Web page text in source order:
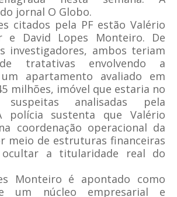
jornal O Globo.
citados pela PF estão Valério
e David Lopes Monteiro. De
investigadores, ambos teriam
tratativas envolvendo a
apartamento avaliado em
milhões, imóvel que estaria no
analisadas pela
polícia sustenta que Valério
coordenação operacional da
meio de estruturas financeiras
ocultar a titularidade real do
Monteiro é apontado como
um núcleo empresarial e